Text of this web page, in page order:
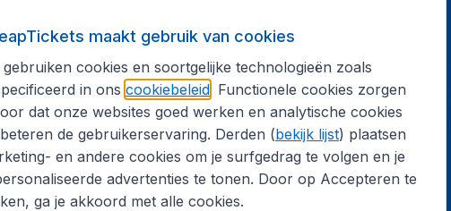
informatie
Internationale sites
Flugladen.de
CheapTickets.ch
CheapTickets.nl
CheapTickets.sg
maakt gebruik van cookies
gebruiken cookies en soortgelijke technologieën zoals
in ons cookiebeleid. Functionele cookies zorgen
dat onze websites goed werken en analytische cookies
de gebruikerservaring. Derden (bekijk lijst) plaatsen
en andere cookies om je surfgedrag te volgen en je
advertenties te tonen. Door op Accepteren te
ga je akkoord met alle cookies.